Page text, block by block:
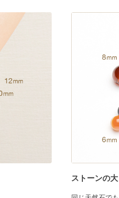
ストーンの